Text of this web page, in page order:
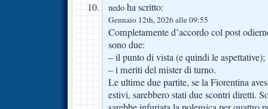
nedo ha scritto:
Gennaio 12th, 2026 alle 09:55
Completamente d’accordo col post
sono due:
– il punto di vista (e quindi le aspettative);
– i meriti del mister di turno.
Le ultime due partite, se la Fiorentina
estivi, sarebbero stati due scontri diretti.